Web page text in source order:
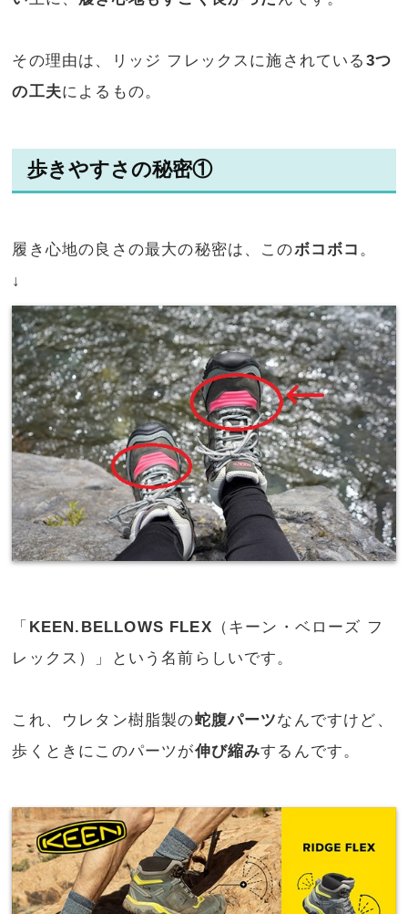
その理由は、リッジ フレックスに施されている 3つ
の工夫によるもの。
歩きやすさの秘密①
履き心地の良さの最大の秘密は、このボコボコ 。
↓
「 KEEN.BELLOWS FLEX （キーン・ベローズ フ
レックス）」という名前らしいです。
これ、ウレタン樹脂製の蛇腹パーツなんですけど、
歩くときにこのパーツが伸び縮みするんです。